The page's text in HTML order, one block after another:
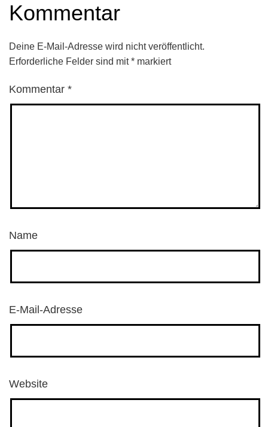
Kommentar
Deine E-Mail-Adresse wird nicht veröffentlicht.
Erforderliche Felder sind mit* markiert
Kommentar *
Name
E-Mail-Adresse
Website